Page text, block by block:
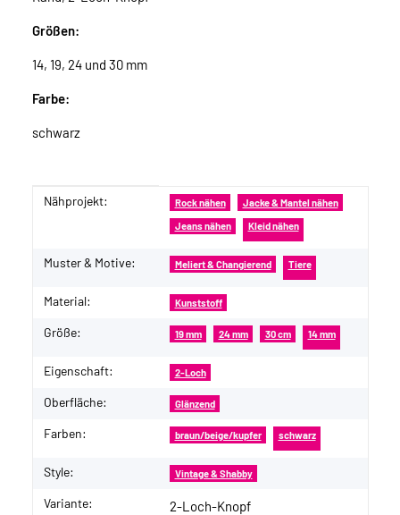
Größen:
14, 19, 24 und 30 mm
Farbe:
schwarz
Produkteigenschaft
Wert
Nähprojekt: Rock nähen Jacke & Mantel nähen
Jeans nähen Kleid nähen
Muster & Motive: Meliert & Changierend Tiere
Material: Kunststoff
Größe: 19 mm 24 mm 30 cm 14 mm
Eigenschaft: 2-Loch
Oberfläche: Glänzend
Farben: braun/beige/kupfer schwarz
Style: Vintage & Shabby
Variante: 2-Loch-Knopf